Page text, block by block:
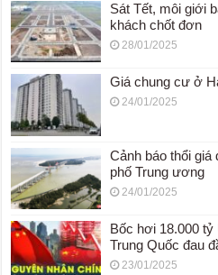
Sát Tết, môi giới
khách chốt đơn
28/01/2025
Giá chung cư ở
24/01/2025
Cảnh báo thổi giá
phố Trung ương
24/01/2025
Bốc hơi 18.000
Trung Quốc đau
23/01/2025